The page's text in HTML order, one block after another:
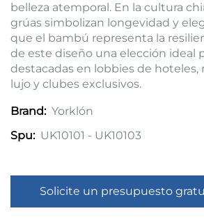
belleza atemporal. En la cultura
grúas simbolizan longevidad y
que el bambú representa la
de este diseño una elección ideal
destacadas en lobbies de hoteles,
lujo y clubes exclusivos.
Brand: Yorklón
Spu: UK10101 - UK10103
Solicite un presupuesto